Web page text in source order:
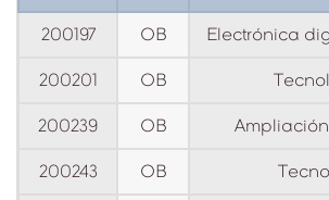
200197 OB Electrónica
200201 OB
200239 OB
200243 OB